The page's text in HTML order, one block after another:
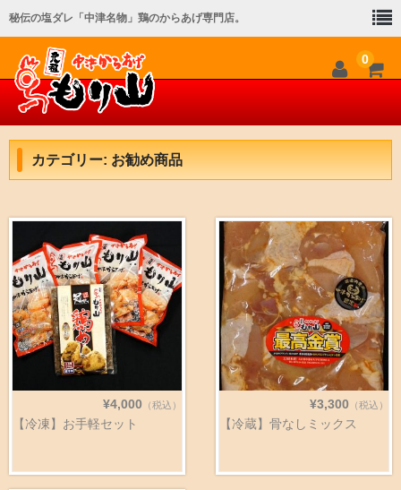
秘伝の塩ダレ「中津名物」鶏のからあげ専門店。
0
ホーム
会社概要
オンラインショップ
メディア紹介
お問い合わせ
カテゴリー: お勧め商品
¥4,000（税込）
【冷凍】お手軽セット
¥3,300（税込）
【冷蔵】骨なしミックス